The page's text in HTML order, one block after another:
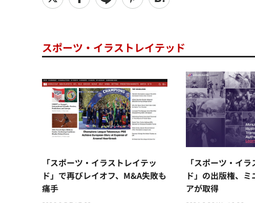
スポーツ・イラストレイテッド
「スポーツ・イラストレイテッ
ド」で再びレイオフ、M&A失敗も
痛手
「スポーツ・イ
ド」の出版権、ミ
アが取得